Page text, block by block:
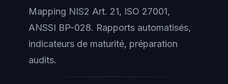
Mapping NIS2 Art. 21, ISO 27001,
ANSSI BP-028. Rapports automatisés,
indicateurs de maturité, préparation
audits.